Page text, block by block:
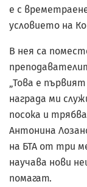
е с
условието на
В нея са
„Това е
награда ми
посока и
Антонина
на БТА от три
научава нови
помагат.